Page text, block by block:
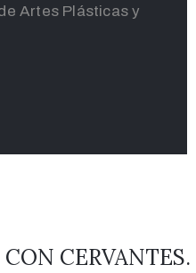
Artes Plásticas y
CERVANTES.